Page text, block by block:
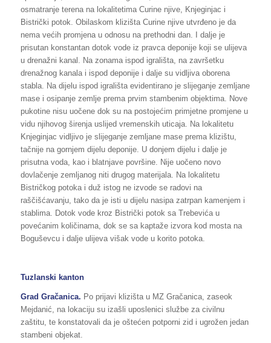
osmatranje terena na lokalitetima Curine njive, Knjeginjac i
Bistrički potok. Obilaskom klizišta Curine njive utvrđeno je da
nema većih promjena u odnosu na prethodni dan. I dalje je
prisutan konstantan dotok vode iz pravca deponije koji se ulijeva
u drenažni kanal. Na zonama ispod igrališta, na završetku
drenažnog kanala i ispod deponije i dalje su vidljiva oborena
stabla. Na dijelu ispod igrališta evidentirano je slijeganje zemljane
mase i osipanje zemlje prema prvim stambenim objektima. Nove
pukotine nisu uočene dok su na postojećim primjetne promjene u
vidu njihovog širenja uslijed vremenskih uticaja. Na lokalitetu
Knjeginjac vidljivo je slijeganje zemljane mase prema klizištu,
tačnije na gornjem dijelu deponije. U donjem dijelu i dalje je
prisutna voda, kao i blatnjave površine. Nije uočeno novo
dovlačenje zemljanog niti drugog materijala. Na lokalitetu
Bistričkog potoka i duž istog ne izvode se radovi na
raščišćavanju, tako da je isti u dijelu nasipa zatrpan kamenjem i
stablima. Dotok vode kroz Bistrički potok sa Trebevića u
povećanim količinama, dok se sa kaptaže izvora kod mosta na
Boguševcu i dalje ulijeva višak vode u korito potoka.
Tuzlanski kanton
Grad Gračanica. Po prijavi klizišta u MZ Gračanica, zaseok
Mejdanić, na lokaciju su izašli uposlenici službe za civilnu
zaštitu, te konstatovali da je oštećen potporni zid i ugrožen jedan
stambeni objekat.